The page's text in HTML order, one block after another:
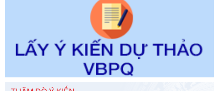
3014/QĐ-UBND
Tên: Quyết định về việc công bố danh mục thủ tục hành
chính ban hành mới, sửa đổi bổ sung trong lĩnh vực hỗ trợ
đầu tư, lĩnh vực đấu thầu lựa chọn nhà thầu thuộc thẩm
quyền giải quyết của Sở Tài chính và Ban Quản lý Khu kinh
tế Đông Nam Nghệ An
Ngày ban hành: 23/09/2026